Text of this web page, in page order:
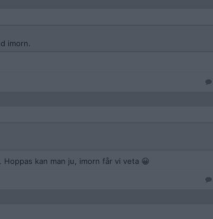
imorn.
kan man ju, imorn får vi veta 😀